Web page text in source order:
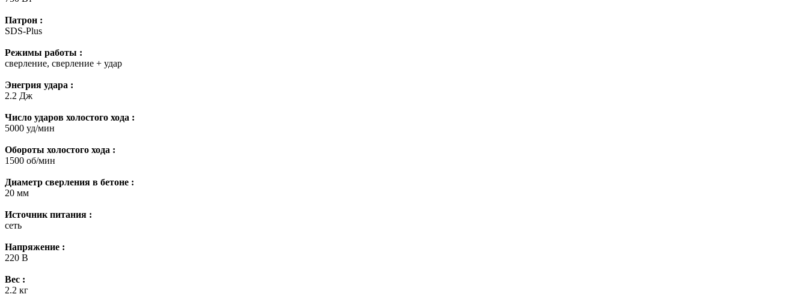
Патрон :
SDS-Plus
Режимы работы :
сверление, сверление + удар
Энегрия удара :
2.2 Дж
Число ударов холостого хода :
5000 уд/мин
Обороты холостого хода :
1500 об/мин
Диаметр сверления в бетоне :
20 мм
Источник питания :
сеть
Напряжение :
220 В
Вес :
2.2 кг